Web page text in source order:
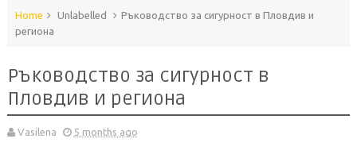
Home Unlabelled
Ръководство за сигурност в Пловдив и
региона
Ръководство за сигурност в
Пловдив и региона
Vasilena 5 months ago